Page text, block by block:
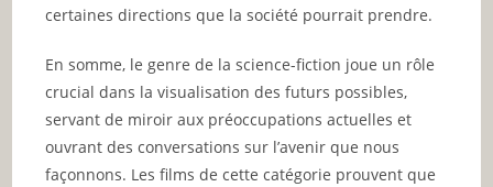
certaines directions que la société pourrait prendre.
En somme, le genre de la science-fiction joue un rôle
crucial dans la visualisation des futurs possibles,
servant de miroir aux préoccupations actuelles et
ouvrant des conversations sur l’avenir que nous
façonnons. Les films de cette catégorie prouvent que